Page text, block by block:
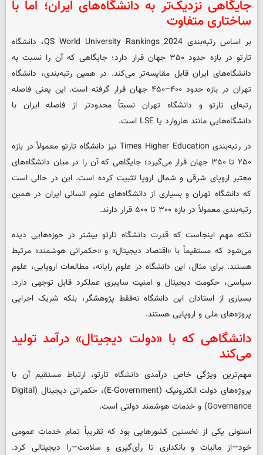
جایگاهی نزدیک‌تر به دانشگاه‌های ایران؛ اما با
ساختاری متفاوت
بر اساس رتبه‌بندی QS World University Rankings 2024، دانشگاه
تارتو در بازه حدود ۳۵۰ جهان قرار دارد؛ جایگاهی که آن را نسبت به
دانشگاه‌های ایران قابل مقایسه‌تر می‌کند. در همین رتبه‌بندی، دانشگاه
تهران در بازه حدود ۴۰۰–۴۵۰ جهان قرار گرفته است. این یعنی فاصله
رتبه‌ای تارتو و دانشگاه تهران نسبتاً محدودتر از فاصله ایران با
دانشگاه‌هایی مانند هاروارد یا LSE است.
در رتبه‌بندی Times Higher Education نیز دانشگاه تارتو معمولاً در بازه
۲۵۰ تا ۳۵۰ جهان قرار می‌گیرد؛ جایگاهی که آن را در میان دانشگاه‌های
معتبر اروپای شرقی و شمال اروپا تثبیت کرده است. این در حالی است
که دانشگاه تهران و بسیاری از دانشگاه‌های علوم انسانی ایران در همین
رتبه‌بندی معمولاً در بازه ۳۰۰ تا ۵۰۰ قرار دارند.
نکته مهم اینجاست که قدرت دانشگاه تارتو بیشتر در حوزه‌هایی دیده
می‌شود که مستقیماً با «اقتصاد دیجیتال» و «حکمرانی هوشمند» مرتبط
هستند. برای مثال، این دانشگاه در علوم رایانه، مطالعات اروپایی، علوم
سیاسی، حکومت دیجیتال و امنیت سایبری عملکرد قابل توجهی دارد.
بسیاری از استادان این دانشگاه نه‌فقط پژوهشگر، بلکه شریک اجرایی
پروژه‌های ملی و اروپایی هستند.
دانشگاهی که با «دولت دیجیتال» درآمد تولید
می‌کند
مهم‌ترین ویژگی خاص درآمدی دانشگاه تارتو، ارتباط مستقیم آن با
پروژه‌های دولت الکترونیک (E-Government)، حکمرانی دیجیتال (Digital
Governance) و خدمات هوشمند دولتی است.
استونی یکی از نخستین کشورهایی بود که تقریباً تمام خدمات عمومی
خود—از مالیات و بانکداری تا رأی‌گیری و سلامت—را دیجیتالی کرد.